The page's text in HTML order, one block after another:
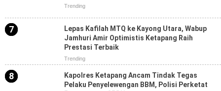
Trending
Lepas Kafilah MTQ ke Kayong Utara, Wabup
Jamhuri Amir Optimistis Ketapang Raih
Prestasi Terbaik
Trending
Kapolres Ketapang Ancam Tindak Tegas
Pelaku Penyelewengan BBM, Polisi Perketat